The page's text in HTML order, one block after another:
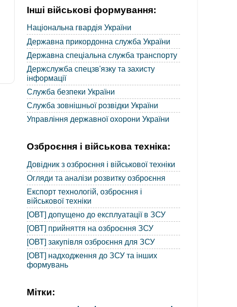
Інші військові формування:
Національна гвардія України
Державна прикордонна служба України
Державна спеціальна служба транспорту
Держслужба спецзв'язку та захисту
інформації
Служба безпеки України
Служба зовнішньої розвідки України
Управління державної охорони України
Озброєння і військова техніка:
Довідник з озброєння і військової техніки
Огляди та аналізи розвитку озброєння
Експорт технологій, озброєння і
військової техніки
[ОВТ] допущено до експлуатації в ЗСУ
[ОВТ] прийняття на озброєння ЗСУ
[ОВТ] закупівля озброєння для ЗСУ
[ОВТ] надходження до ЗСУ та інших
формувань
Мітки: